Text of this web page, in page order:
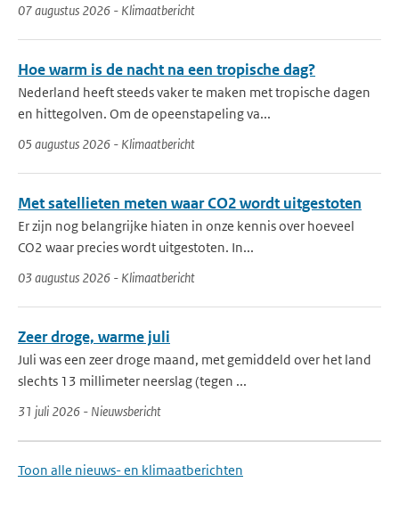
07 augustus 2026 - Klimaatbericht
Hoe warm is de nacht na een tropische dag?
Nederland heeft steeds vaker te maken met tropische dagen
en hittegolven. Om de opeenstapeling va...
05 augustus 2026 - Klimaatbericht
Met satellieten meten waar CO2 wordt uitgestoten
Er zijn nog belangrijke hiaten in onze kennis over hoeveel
CO2 waar precies wordt uitgestoten. In...
03 augustus 2026 - Klimaatbericht
Zeer droge, warme juli
Juli was een zeer droge maand, met gemiddeld over het land
slechts 13 millimeter neerslag (tegen ...
31 juli 2026 - Nieuwsbericht
Toon alle nieuws- en klimaatberichten